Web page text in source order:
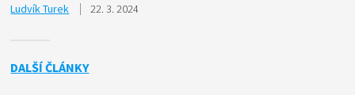
Ludvík Turek 22. 3. 2024
DALŠÍ ČLÁNKY